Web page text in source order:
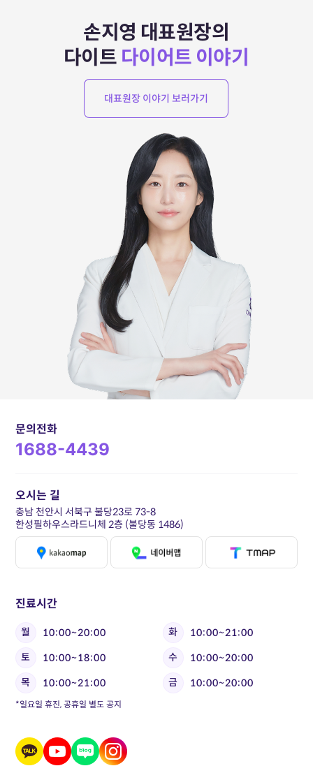
손지영 대표원장의
다이트 다이어트 이야기
대표원장 이야기 보러가기
문의전화
1688-4439
진료시간
월 10:00~20:00 화
10:00~21:00
토
10:00~18:00 수
10:00~20:00
목
10:00~21:00 금 10:00~20:00
*일요일 휴진, 공휴일 별도 공지
오시는 길
충남 천안시 서북구 불당23로 73-8
한성필하우스라드니체 2층 (불당동 1486)